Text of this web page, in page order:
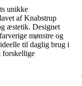
unikke
af Knabstrup
æstetik. Designet
mønstre og
til daglig brug i
forskellige